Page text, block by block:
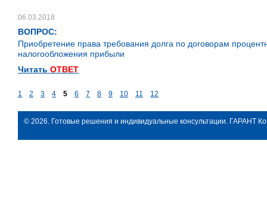
06.03.2018
ВОПРОС:
Приобретение права требования долга по договорам
налогообложения прибыли
Читать ОТВЕТ
1 2 3 4 5 6 7 8 9 10 11 12
© 2026. Готовые решения и индивидуальные консультации. ГАРАНТ